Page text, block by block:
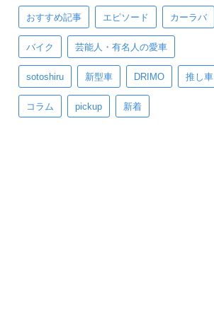
おすすめ記事 エピソード カーラバ
バイク 芸能人・有名人の愛車
sotoshiru 新型車 DRIMO 推し車
コラム pickup 新着